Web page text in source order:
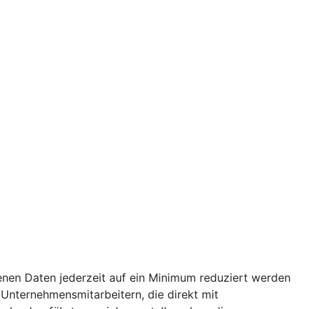
Daten jederzeit auf ein Minimum reduziert werden
die direkt mit